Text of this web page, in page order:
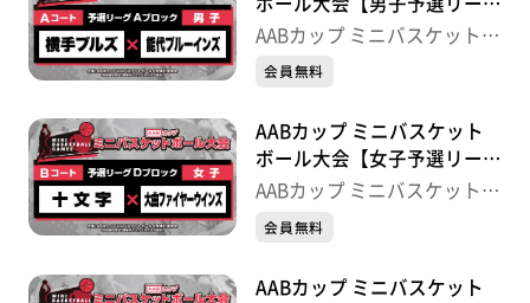
Aブロック】横手ブルズ×能
AABカップ ミニバスケットボ
ール大会
会員無料
AABカップ ミニバスケット
ボール大会【女子予選リーグ
Dブロック】十文字×大曲フ
AABカップ ミニバスケットボ
ール大会
会員無料
AABカップ ミニバスケット